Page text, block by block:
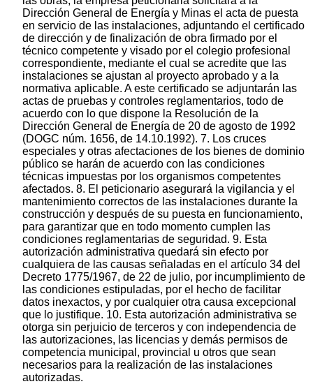
Dirección General de Energía y Minas el acta de puesta
en servicio de las instalaciones, adjuntando el certificado
de dirección y de finalización de obra firmado por el
técnico competente y visado por el colegio profesional
correspondiente, mediante el cual se acredite que las
instalaciones se ajustan al proyecto aprobado y a la
normativa aplicable. A este certificado se adjuntarán las
actas de pruebas y controles reglamentarios, todo de
acuerdo con lo que dispone la Resolución de la
Dirección General de Energía de 20 de agosto de 1992
(DOGC núm. 1656, de 14.10.1992). 7. Los cruces
especiales y otras afectaciones de los bienes de dominio
público se harán de acuerdo con las condiciones
técnicas impuestas por los organismos competentes
afectados. 8. El peticionario asegurará la vigilancia y el
mantenimiento correctos de las instalaciones durante la
construcción y después de su puesta en funcionamiento,
para garantizar que en todo momento cumplen las
condiciones reglamentarias de seguridad. 9. Esta
autorización administrativa quedará sin efecto por
cualquiera de las causas señaladas en el artículo 34 del
Decreto 1775/1967, de 22 de julio, por incumplimiento de
las condiciones estipuladas, por el hecho de facilitar
datos inexactos, y por cualquier otra causa excepcional
que lo justifique. 10. Esta autorización administrativa se
otorga sin perjuicio de terceros y con independencia de
las autorizaciones, las licencias y demás permisos de
competencia municipal, provincial u otros que sean
necesarios para la realización de las instalaciones
autorizadas.